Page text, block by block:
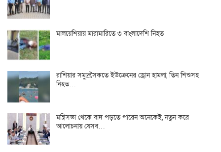
মালয়েশিয়ায় মারামারিতে ৩ বাংলাদেশি নিহত
রাশিয়ার সমুদ্রসৈকতে ইউক্রেনের ড্রোন হামলা, তিন শিশুসহ
নিহত…
মন্ত্রিসভা থেকে বাদ পড়তে পারেন অনেকেই, নতুন করে
আলোচনায় যেসব…